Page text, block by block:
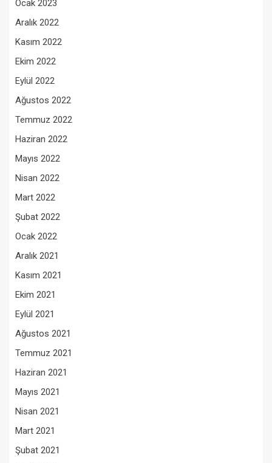
Ocak 2023
Aralık 2022
Kasım 2022
Ekim 2022
Eylül 2022
Ağustos 2022
Temmuz 2022
Haziran 2022
Mayıs 2022
Nisan 2022
Mart 2022
Şubat 2022
Ocak 2022
Aralık 2021
Kasım 2021
Ekim 2021
Eylül 2021
Ağustos 2021
Temmuz 2021
Haziran 2021
Mayıs 2021
Nisan 2021
Mart 2021
Şubat 2021